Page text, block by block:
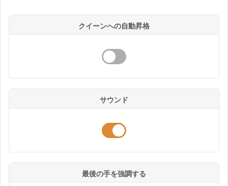
クイーンへの自動昇格
サウンド
最後の手を強調する